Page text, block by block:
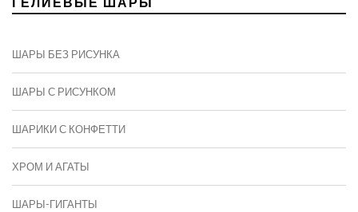
ШАРЫ БЕЗ РИСУНКА
ШАРЫ С РИСУНКОМ
ШАРИКИ С КОНФЕТТИ
ХРОМ И АГАТЫ
ШАРЫ-ГИГАНТЫ